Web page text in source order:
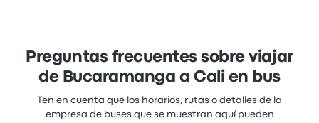
Preguntas frecuentes sobre viajar
de Bucaramanga a Cali en bus
Ten en cuenta que los horarios, rutas o detalles de la
empresa de buses que se muestran aquí pueden